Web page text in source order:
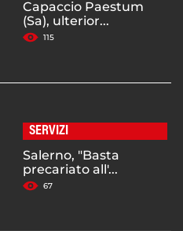
Capaccio Paestum
(Sa), ulterior...
115
SERVIZI
Salerno, "Basta
precariato all'...
67